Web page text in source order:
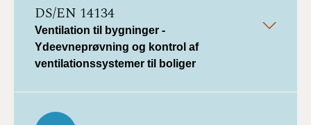
DS/EN 14134
Ventilation til bygninger -
Ydeevneprøvning og kontrol af
ventilationssystemer til boliger